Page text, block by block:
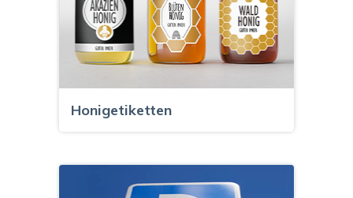
Honigetiketten